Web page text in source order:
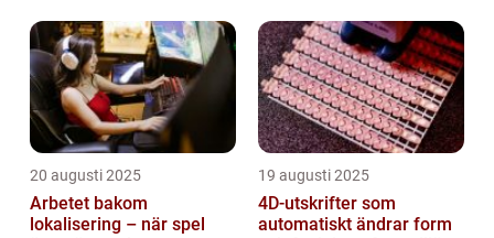
20 augusti 2025
Arbetet bakom
lokalisering – när spel
19 augusti 2025
4D-utskrifter som
automatiskt ändrar form